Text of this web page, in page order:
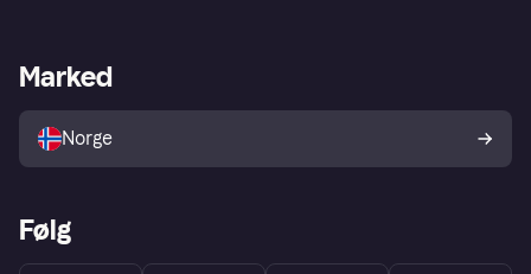
Utforsk butikker
Merchant portal
Marked
Norge
Følg